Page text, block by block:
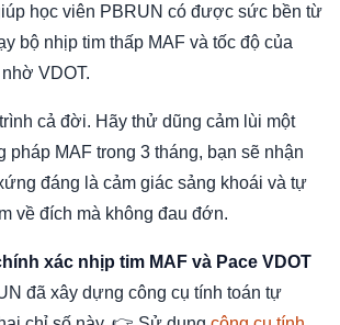
học viên PBRUN có được sức bền từ
bộ nhịp tim thấp MAF và tốc độ của
VDOT.
cả đời. Hãy thử dũng cảm lùi một
MAF trong 3 tháng, bạn sẽ nhận
đáng là cảm giác sảng khoái và tự
về đích mà không đau đớn.
xác nhịp tim MAF và Pace VDOT
đã xây dựng công cụ tính toán tự